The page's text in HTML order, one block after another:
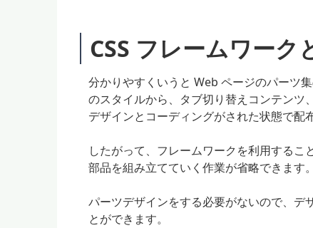
CSS フレームワーク
分かりやすくいうと Web ページのパーツ
のスタイルから、タブ切り替えコンテンツ
デザインとコーディングがされた状態で配
したがって、フレームワークを利用するこ
部品を組み立てていく作業が省略できます。
パーツデザインをする必要がないので、デ
とができます。